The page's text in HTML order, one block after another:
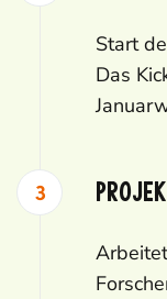
Start
Das